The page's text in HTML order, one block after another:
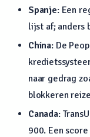
Spanje: Een
lijst af; anders
China: De
naar gedrag
blokkeren
Canada:
900. Een